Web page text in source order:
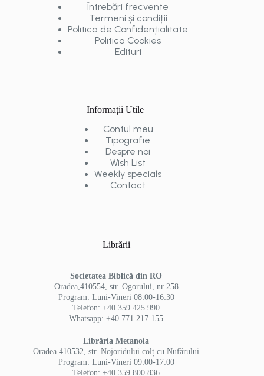
Întrebări frecvente
Termeni și condiții
Politica de Confidențialitate
Politica Cookies
Edituri
Informații Utile
Contul meu
Tipografie
Despre noi
Wish List
Weekly specials
Contact
Librării
Societatea Biblică din RO
Oradea,410554, str. Ogorului, nr 258
Program: Luni-Vineri 08:00-16:30
Telefon: +40 359 425 990
Whatsapp: +40 771 217 155
Librăria Metanoia
Oradea 410532, str. Nojoridului colț cu Nufărului
Program: Luni-Vineri 09:00-17:00
Telefon: +40 359 800 836